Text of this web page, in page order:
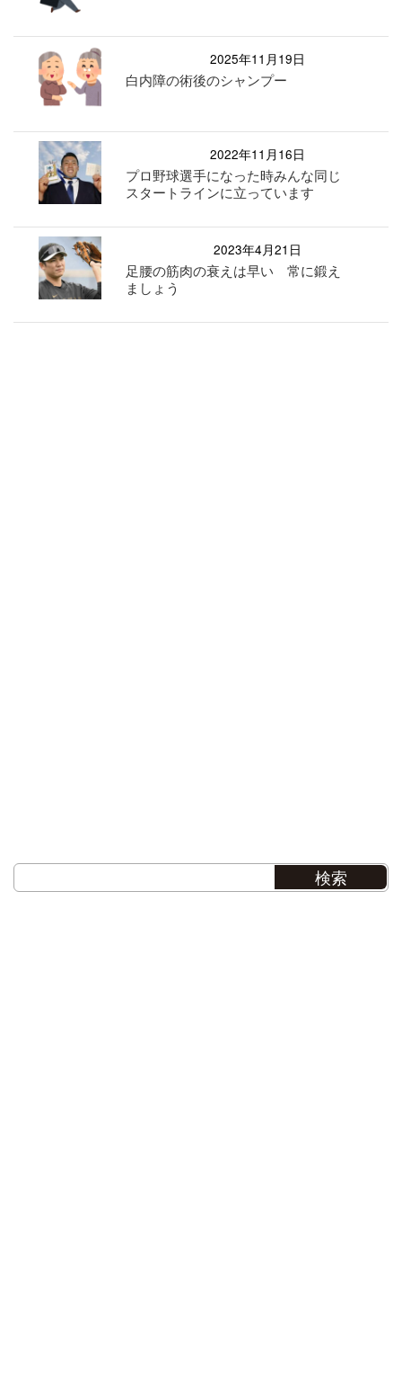
2025年11月19日
白内障の術後のシャンプー
2022年11月16日
プロ野球選手になった時みんな同じ
スタートラインに立っています
2023年4月21日
足腰の筋肉の衰えは早い 常に鍛え
ましょう